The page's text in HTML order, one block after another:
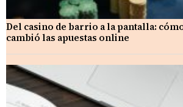
Del casino de barrio a la pantalla:
cambió las apuestas online